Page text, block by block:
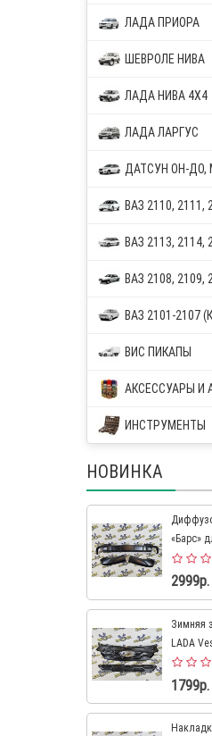
ЛАДА ПРИОРА
ШЕВРОЛЕ НИВА
ЛАДА НИВА 4Х4
ЛАДА ЛАРГУС
ДАТСУН ОН-ДО,
ВАЗ 2110, 2111,
ВАЗ 2113, 2114,
ВАЗ 2108, 2109,
ВАЗ 2101-2107
ВИС ПИКАПЫ
АКСЕССУАРЫ И
ИНСТРУМЕНТЫ
НОВИНКА
«Барс»
Урбан
2999р.
Зимняя
LADA
1799р.